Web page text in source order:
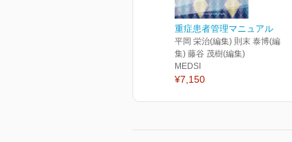
重症患者管理マニュアル
平岡 栄治(編集) 則末 泰博(編
集) 藤谷 茂樹(編集)
MEDSI
¥7,150